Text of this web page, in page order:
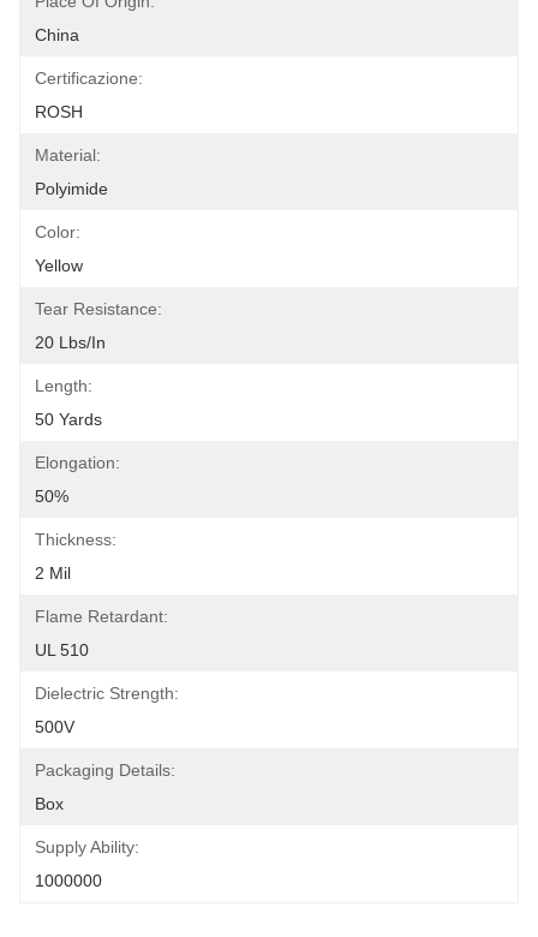
China
Certificazione:
ROSH
Material:
Polyimide
Color:
Yellow
Tear Resistance:
20 Lbs/in
Length:
50 Yards
Elongation:
50%
Thickness:
2 Mil
Flame Retardant:
UL 510
Dielectric Strength:
500V
Packaging Details:
Box
Supply Ability:
1000000